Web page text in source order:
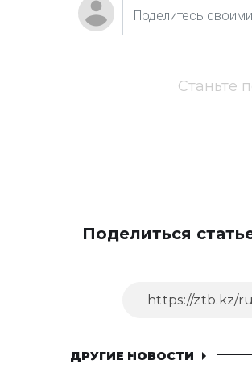
Станьте
Поделиться
ДРУГИЕ НОВОСТИ